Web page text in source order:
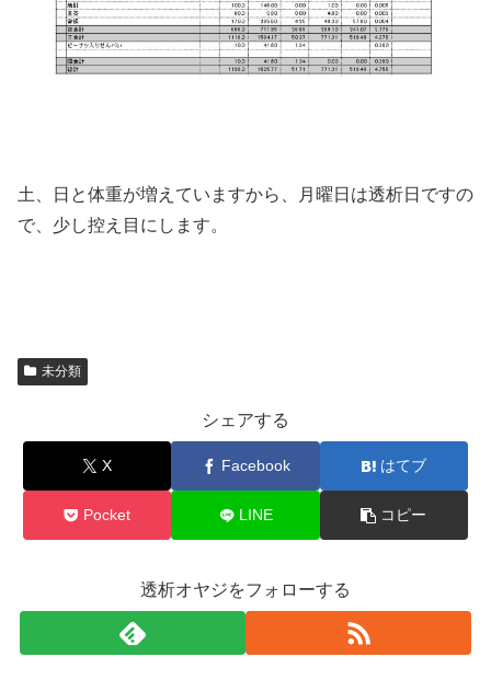
土、日と体重が増えていますから、月曜日は透析日ですの
で、少し控え目にします。
未分類
シェアする
X Facebook はてブ
Pocket LINE コピー
透析オヤジをフォローする